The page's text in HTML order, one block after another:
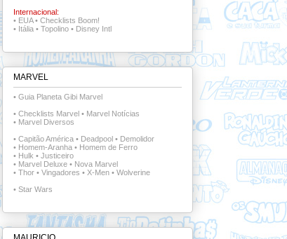
Internacional:
• EUA • Checklists Boom!
• Itália • Topolino • Disney Intl
MARVEL
• Guia Planeta Gibi Marvel
• Checklists Marvel• Marvel Notícias
• Marvel Diversos
• Capitão América• Deadpool• Demolidor
• Homem-Aranha• Homem de Ferro
• Hulk • Justiceiro
• Marvel Deluxe• Nova Marvel
• Thor • Vingadores • X-Men• Wolverine
• Star Wars